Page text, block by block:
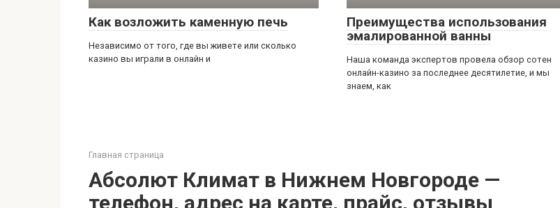
Как возложить каменную печь
Независимо от того, где вы живете или сколько
кaзинo вы играли в онлайн и
Преимущества использования
эмалированной ванны
Наша команда экспертов провела обзор сотен
онлайн-кaзинo за последнее десятилетие, и мы
знаем, как
Главная страница
Абсолют Климат в Нижнем Новгороде —
телефон, адрес на карте, прайс, отзывы